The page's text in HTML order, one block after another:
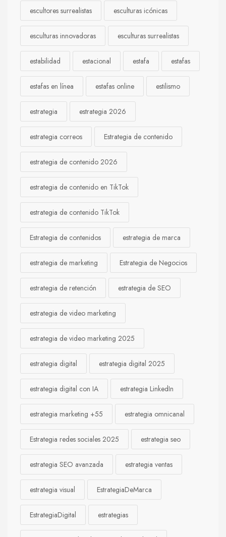
escultores surrealistas esculturas icónicas
esculturas innovadoras esculturas surrealistas
estabilidad estacional estafa estafas
estafas en línea estafas online estilismo
estrategia estrategia 2026
estrategia correos Estrategia de contenido
estrategia de contenido 2026
estrategia de contenido en TikTok
estrategia de contenido TikTok
Estrategia de contenidos estrategia de marca
estrategia de marketing Estrategia de Negocios
estrategia de retención estrategia de SEO
estrategia de video marketing
estrategia de video marketing 2025
estrategia digital estrategia digital 2025
estrategia digital con IA estrategia LinkedIn
estrategia marketing +55 estrategia omnicanal
Estrategia redes sociales 2025 estrategia seo
estrategia SEO avanzada estrategia ventas
estrategia visual EstrategiaDeMarca
EstrategiaDigital estrategias